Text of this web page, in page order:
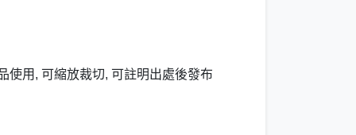
使用, 可縮放裁切, 可註明出處後發布